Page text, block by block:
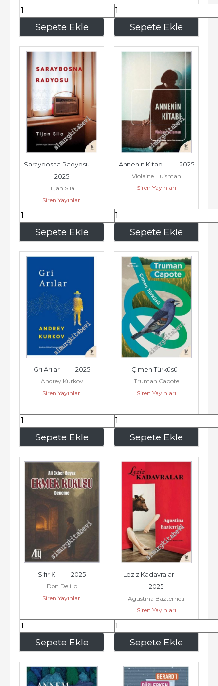
Sepete Ekle
156,00 Sepete Ekle
304,20
Sepete Ekle
Saraybosna Radyosu -
2025
Tijan Sila
Siren Yayınları
165,00 Sepete Ekle
Annenin Kitabı -        2025
Violaine Huisman
Siren Yayınları
210,00
Sepete Ekle
Gri Arılar -        2025
Andrey Kurkov
Siren Yayınları
315,00 Sepete Ekle
Çimen Türküsü -
Truman Capote
Siren Yayınları
150,00
Sepete Ekle
Sıfır K -        2025
Don Delillo
Siren Yayınları
217,50 Sepete Ekle
Leziz Kadavralar -
2025
Agustina Bazterrica
Siren Yayınları
187,50